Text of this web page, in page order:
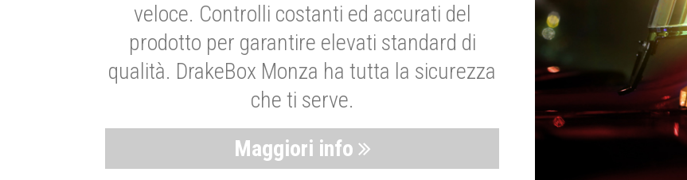
veloce. Controlli costanti ed accurati del
prodotto per garantire elevati standard di
qualità. DrakeBox Monza ha tutta la sicurezza
che ti serve.
Maggiori info